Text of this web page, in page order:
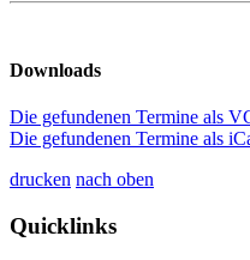
Downloads
Die gefundenen Termine als
Die gefundenen Termine als
drucken nach oben
Quicklinks